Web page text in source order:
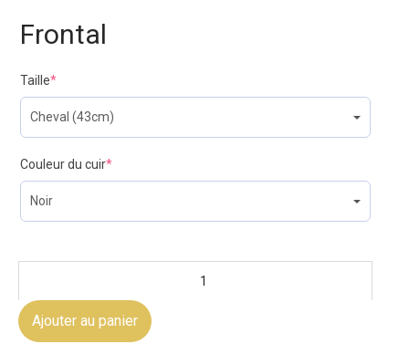
Frontal
Taille*
Couleur du cuir*
Ajouter au panier